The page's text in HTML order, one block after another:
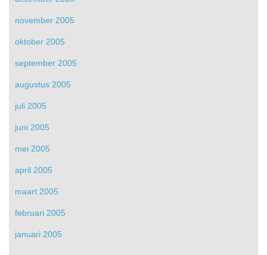
november 2005
oktober 2005
september 2005
augustus 2005
juli 2005
juni 2005
mei 2005
april 2005
maart 2005
februari 2005
januari 2005